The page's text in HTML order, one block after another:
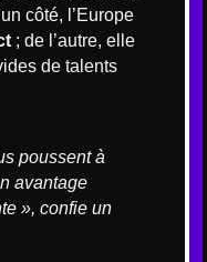
côté, l’Europe
; de l’autre, elle
de talents
poussent à
avantage
», confie un